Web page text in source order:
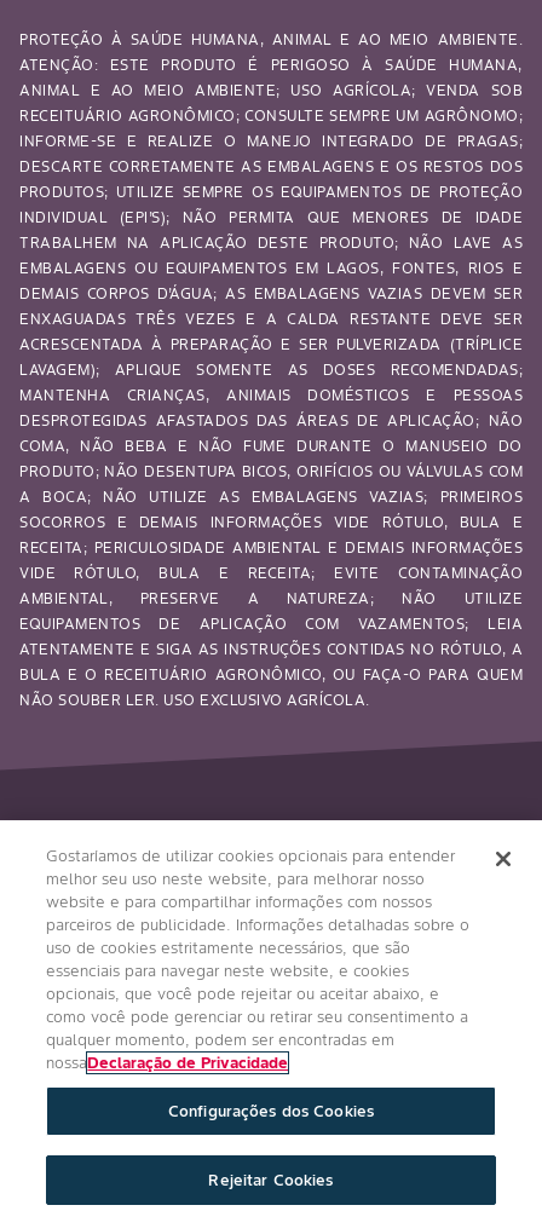
PROTEÇÃO À SAÚDE HUMANA, ANIMAL E AO MEIO AMBIENTE.
ATENÇÃO: ESTE PRODUTO É PERIGOSO À SAÚDE HUMANA,
ANIMAL E AO MEIO AMBIENTE; USO AGRÍCOLA; VENDA SOB
RECEITUÁRIO AGRONÔMICO; CONSULTE SEMPRE UM AGRÔNOMO;
INFORME-SE E REALIZE O MANEJO INTEGRADO DE PRAGAS;
DESCARTE CORRETAMENTE AS EMBALAGENS E OS RESTOS DOS
PRODUTOS; UTILIZE SEMPRE OS EQUIPAMENTOS DE PROTEÇÃO
INDIVIDUAL (EPI’S); NÃO PERMITA QUE MENORES DE IDADE
TRABALHEM NA APLICAÇÃO DESTE PRODUTO; NÃO LAVE AS
EMBALAGENS OU EQUIPAMENTOS EM LAGOS, FONTES, RIOS E
DEMAIS CORPOS D’ÁGUA; AS EMBALAGENS VAZIAS DEVEM SER
ENXAGUADAS TRÊS VEZES E A CALDA RESTANTE DEVE SER
ACRESCENTADA À PREPARAÇÃO E SER PULVERIZADA (TRÍPLICE
LAVAGEM); APLIQUE SOMENTE AS DOSES RECOMENDADAS;
MANTENHA CRIANÇAS, ANIMAIS DOMÉSTICOS E PESSOAS
DESPROTEGIDAS AFASTADOS DAS ÁREAS DE APLICAÇÃO; NÃO
COMA, NÃO BEBA E NÃO FUME DURANTE O MANUSEIO DO
PRODUTO; NÃO DESENTUPA BICOS, ORIFÍCIOS OU VÁLVULAS COM
A BOCA; NÃO UTILIZE AS EMBALAGENS VAZIAS; PRIMEIROS
SOCORROS E DEMAIS INFORMAÇÕES VIDE RÓTULO, BULA E
RECEITA; PERICULOSIDADE AMBIENTAL E DEMAIS INFORMAÇÕES
VIDE RÓTULO, BULA E RECEITA; EVITE CONTAMINAÇÃO
AMBIENTAL, PRESERVE A NATUREZA; NÃO UTILIZE
EQUIPAMENTOS DE APLICAÇÃO COM VAZAMENTOS; LEIA
ATENTAMENTE E SIGA AS INSTRUÇÕES CONTIDAS NO RÓTULO, A
BULA E O RECEITUÁRIO AGRONÔMICO, OU FAÇA-O PARA QUEM
NÃO SOUBER LER. USO EXCLUSIVO AGRÍCOLA.
Siga-nos
Condições Gerais
Política de Privacidade
Regulamento Impulso Bayer
Política de Privacidade de Redes Sociais
Imprint
Configurações de Cookies
Gostaríamos de utilizar cookies opcionais para entender
melhor seu uso neste website, para melhorar nosso
website e para compartilhar informações com nossos
parceiros de publicidade. Informações detalhadas sobre o
uso de cookies estritamente necessários, que são
essenciais para navegar neste website, e cookies
opcionais, que você pode rejeitar ou aceitar abaixo, e
como você pode gerenciar ou retirar seu consentimento a
qualquer momento, podem ser encontradas em
nossaDeclaração de Privacidade
Configurações dos Cookies
Rejeitar Cookies